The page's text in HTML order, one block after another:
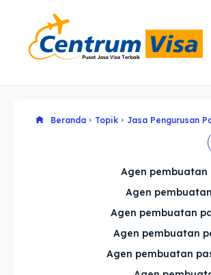
Explore our
Explore our
Beranda Topik Jasa Pengurusan
Agen pembuatan
Agen
Agen pembuatan
Agen pembuatan
Agen pembuatan